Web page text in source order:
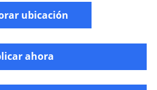
ubicación
ahora